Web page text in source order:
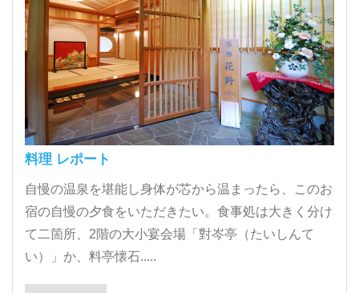
料理 レポート
自慢の温泉を堪能し身体が芯から温まったら、このお
宿の自慢の夕食をいただきたい。食事処は大きく分け
て二箇所、2階の大小宴会場「對岑亭（たいしんて
い）」か、料亭懐石.....